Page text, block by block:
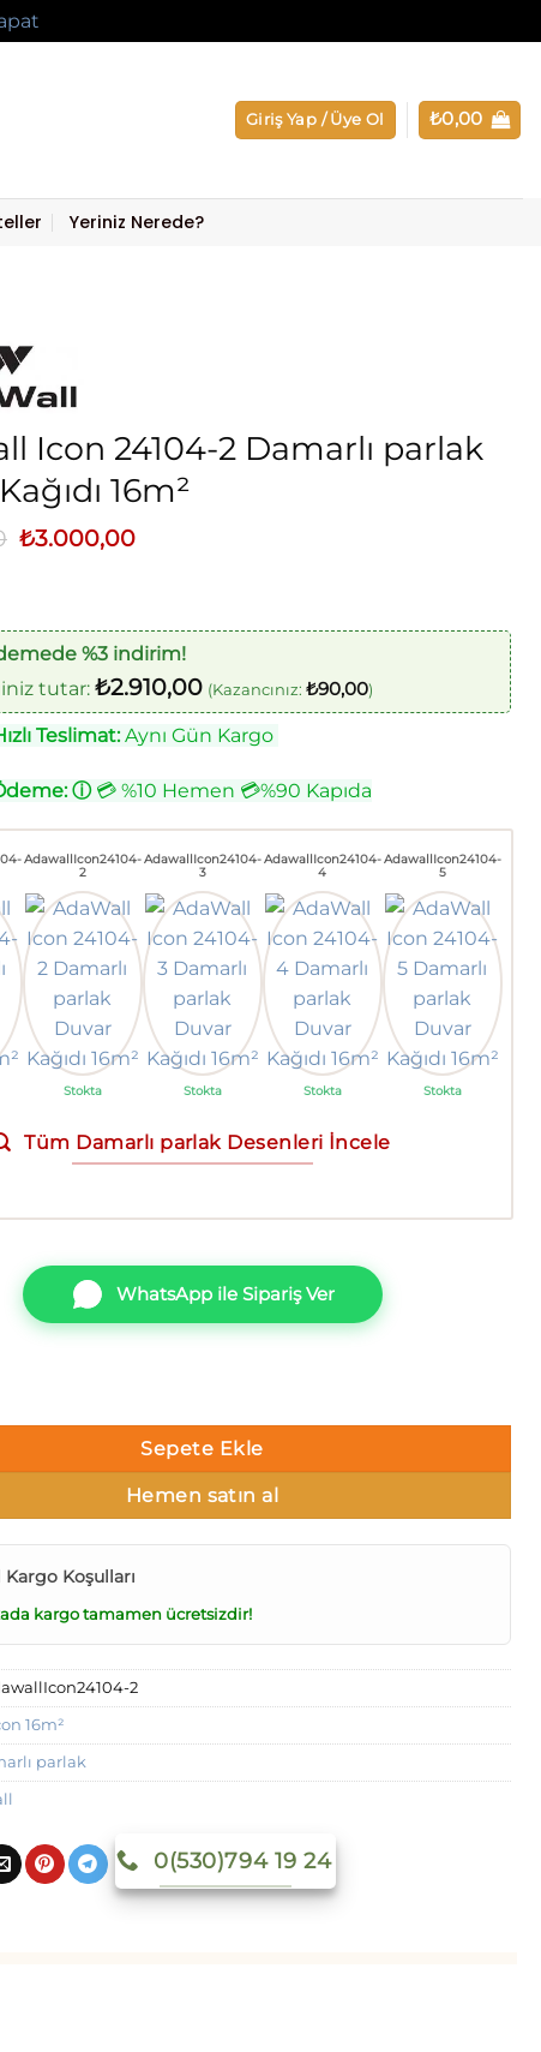
Giriş Yap / Üye Ol ₺0,00
Yeriniz Nerede?
Icon 24104-2 Damarlı parlak
16m²
Orijinal
₺3.000,00Şu
%3 indirim!
tutar: ₺2.910,00 (Kazancınız: ₺90,00)
Teslimat:Aynı Gün Kargo
ⓘ💳 %10 Hemen 💳%90 Kapıda
AdawallIcon24104-
2
Stokta
AdawallIcon24104-
3
Stokta
AdawallIcon24104-
4
Stokta
AdawallIcon24104-
5
Stokta
Tüm Damarlı parlak Desenleri İncele
WhatsApp ile Sipariş Ver
24104-2 Damarlı parlak Duvar Kağıdı 16m² adet
Sepete Ekle
Hemen satın al
Koşulları
kargo tamamen ücretsizdir!
2
16m²
parlak
0(530)794 19 24